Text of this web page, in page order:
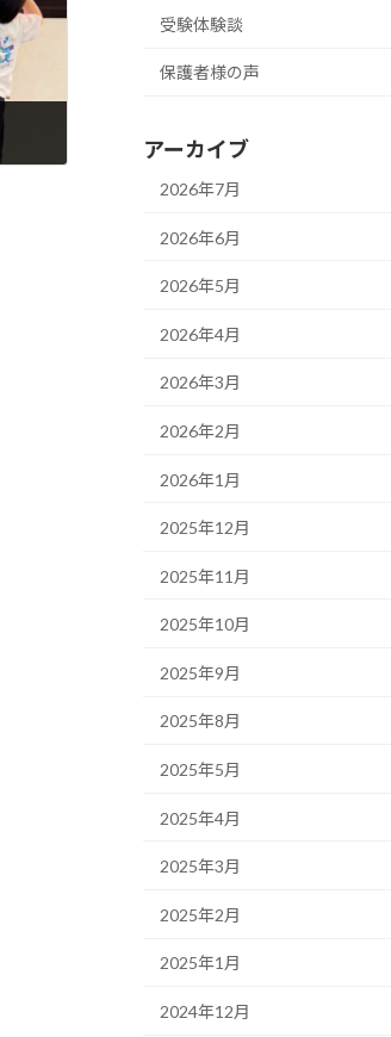
受験体験談
保護者様の声
アーカイブ
2026年7月
2026年6月
2026年5月
2026年4月
2026年3月
2026年2月
2026年1月
2025年12月
2025年11月
2025年10月
2025年9月
2025年8月
2025年5月
2025年4月
2025年3月
2025年2月
2025年1月
2024年12月